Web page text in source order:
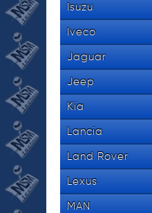
Isuzu
Iveco
Jaguar
Jeep
Kia
Lancia
Land Rover
Lexus
MAN